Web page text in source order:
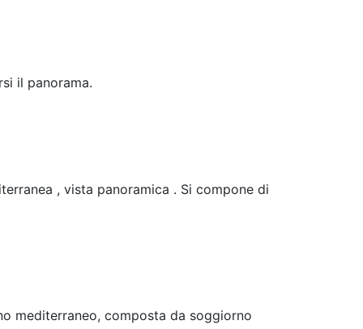
il panorama.
, vista panoramica . Si compone di
mediterraneo, composta da soggiorno